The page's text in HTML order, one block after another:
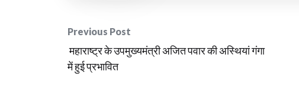
Post
navigation
Previous Post
महाराष्ट्र के उपमुख्यमंत्री अजित पवार की अस्थियां गंगा
में हुई प्रभावित